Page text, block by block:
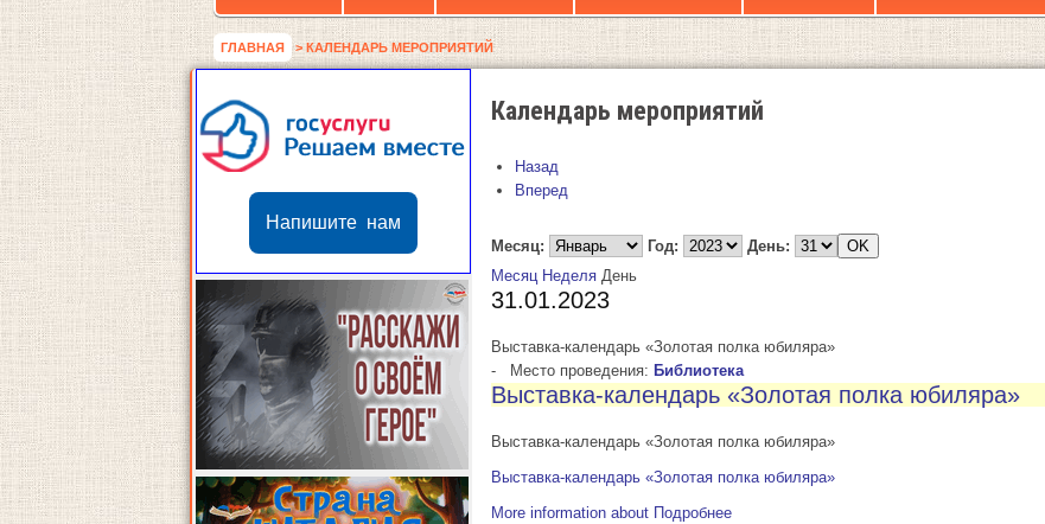
ГЛАВНАЯ > КАЛЕНДАРЬ МЕРОПРИЯТИЙ
Напишите нам
Календарь мероприятий
Назад
Вперед
Месяц: Год:
День:
Месяц Неделя День
31.01.2023
Выставка-календарь «Золотая полка юбиляра»
-
Место проведения: Библиотека
Выставка-календарь «Золотая полка юбиляра»
Выставка-календарь «Золотая полка юбиляра»
Выставка-календарь «Золотая полка юбиляра»
More information about Подробнее